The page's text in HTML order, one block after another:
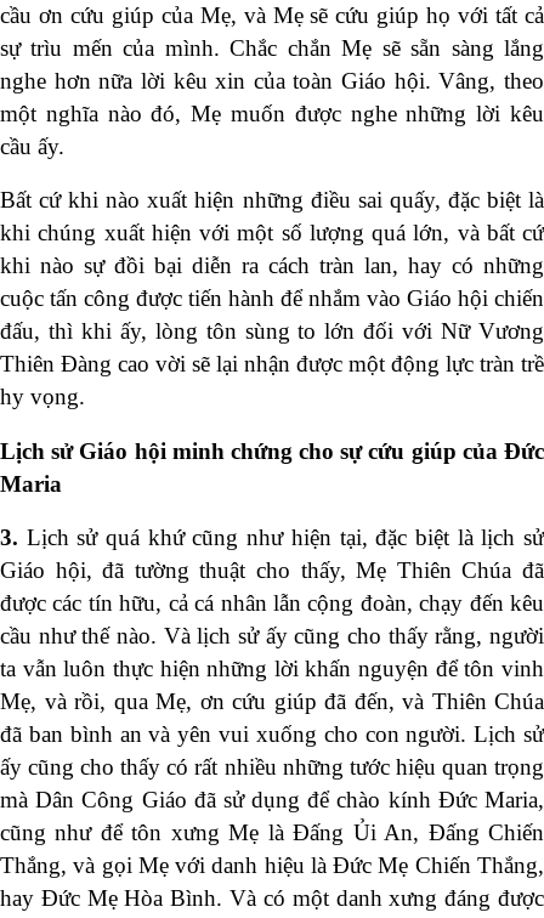
cầu ơn cứu giúp của Mẹ, và Mẹ sẽ cứu giúp họ với tất cả
sự trìu mến của mình. Chắc chắn Mẹ sẽ sẵn sàng lắng
nghe hơn nữa lời kêu xin của toàn Giáo hội. Vâng, theo
một nghĩa nào đó, Mẹ muốn được nghe những lời kêu
cầu ấy.
Bất cứ khi nào xuất hiện những điều sai quấy, đặc biệt là
khi chúng xuất hiện với một số lượng quá lớn, và bất cứ
khi nào sự đồi bại diễn ra cách tràn lan, hay có những
cuộc tấn công được tiến hành để nhắm vào Giáo hội chiến
đấu, thì khi ấy, lòng tôn sùng to lớn đối với Nữ Vương
Thiên Đàng cao vời sẽ lại nhận được một động lực tràn trề
hy vọng.
Lịch sử Giáo hội minh chứng cho sự cứu giúp của Đức
Maria
3. Lịch sử quá khứ cũng như hiện tại, đặc biệt là lịch sử
Giáo hội, đã tường thuật cho thấy, Mẹ Thiên Chúa đã
được các tín hữu, cả cá nhân lẫn cộng đoàn, chạy đến kêu
cầu như thế nào. Và lịch sử ấy cũng cho thấy rằng, người
ta vẫn luôn thực hiện những lời khấn nguyện để tôn vinh
Mẹ, và rồi, qua Mẹ, ơn cứu giúp đã đến, và Thiên Chúa
đã ban bình an và yên vui xuống cho con người. Lịch sử
ấy cũng cho thấy có rất nhiều những tước hiệu quan trọng
mà Dân Công Giáo đã sử dụng để chào kính Đức Maria,
cũng như để tôn xưng Mẹ là Đấng Ủi An, Đấng Chiến
Thắng, và gọi Mẹ với danh hiệu là Đức Mẹ Chiến Thắng,
hay Đức Mẹ Hòa Bình. Và có một danh xưng đáng được